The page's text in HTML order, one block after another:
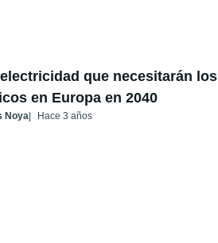
que necesitarán los
en Europa en 2040
Noya Hace 3 años